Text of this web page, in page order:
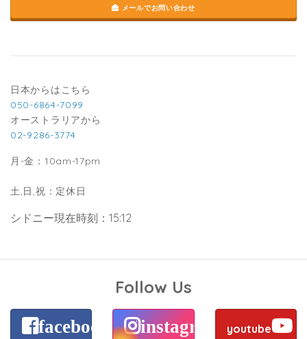
メールでお問い合わせ
日本からはこちら
050-6864-7099
オーストラリアから
02-9286-3774
月-金：10am-17pm
土,日,祝：定休日
シドニー現在時刻：15:12
Follow Us
facebook instagram youtube